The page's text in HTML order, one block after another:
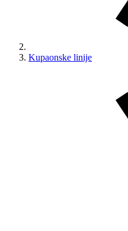
Kupaonske linije